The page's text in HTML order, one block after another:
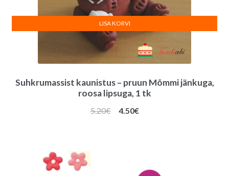
Suhkrumassist kaunistus – pruun Mõmmi jänkuga,
roosa lipsuga, 1 tk
5.20€
Algne
4.50€Praegune
LISA KORVI